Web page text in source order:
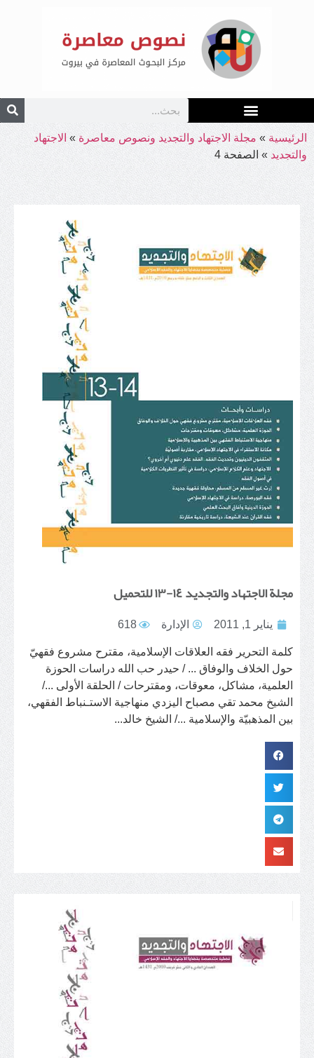
الرئيسية » مجلة الاجتهاد والتجديد ونصوص معاصرة » الاجتهاد
والتجديد » الصفحة 4
مجلة الاجتهاد والتجديد ١٤-١٣ للتحميل
يناير 1, 2011 الإدارة 618
كلمة التحرير فقه العلاقات الإسلامية، مقترح مشروع فقهيّ
حول الخلاف والوفاق ... / حيدر حب الله دراسات الحوزة
العلمية، مشاكل، معوقات، ومقترحات / الحلقة الأولى .../
الشيخ محمد تقي مصباح اليزدي منهاجية الاستـنباط الفقهي،
بين المذهبيّة والإسلامية .../ الشيخ خالد...